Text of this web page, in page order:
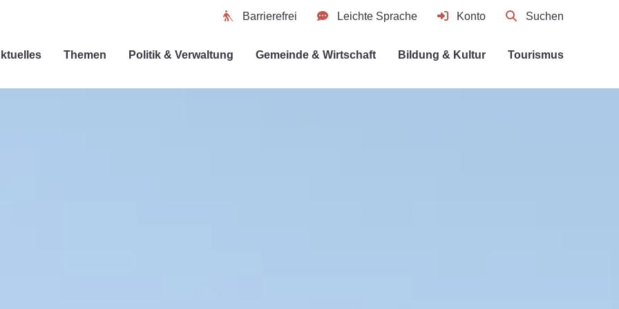
Barrierefrei Leichte Sprache Konto Suchen
Themen Politik & Verwaltung Gemeinde & Wirtschaft Bildung & Kultur Tourismus